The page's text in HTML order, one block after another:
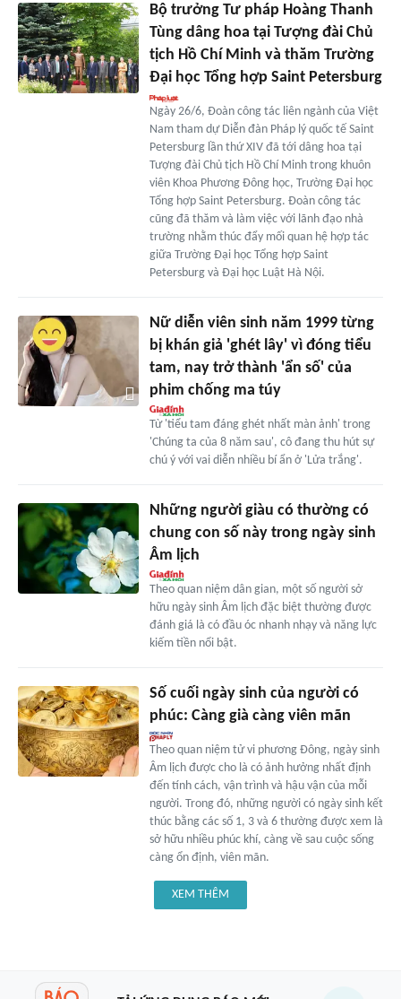
Bộ trưởng Tư pháp Hoàng Thanh
Tùng dâng hoa tại Tượng đài Chủ
tịch Hồ Chí Minh và thăm Trường
Đại học Tổng hợp Saint Petersburg
Ngày 26/6, Đoàn công tác liên ngành của Việt
Nam tham dự Diễn đàn Pháp lý quốc tế Saint
Petersburg lần thứ XIV đã tới dâng hoa tại
Tượng đài Chủ tịch Hồ Chí Minh trong khuôn
viên Khoa Phương Đông học, Trường Đại học
Tổng hợp Saint Petersburg. Đoàn công tác
cũng đã thăm và làm việc với lãnh đạo nhà
trường nhằm thúc đẩy mối quan hệ hợp tác
giữa Trường Đại học Tổng hợp Saint
Petersburg và Đại học Luật Hà Nội.
Nữ diễn viên sinh năm 1999 từng
bị khán giả 'ghét lây' vì đóng tiểu
tam, nay trở thành 'ẩn số' của
phim chống ma túy
Từ 'tiểu tam đáng ghét nhất màn ảnh' trong
'Chúng ta của 8 năm sau', cô đang thu hút sự
chú ý với vai diễn nhiều bí ẩn ở 'Lửa trắng'.
Những người giàu có thường có
chung con số này trong ngày sinh
Âm lịch
Theo quan niệm dân gian, một số người sở
hữu ngày sinh Âm lịch đặc biệt thường được
đánh giá là có đầu óc nhanh nhạy và năng lực
kiếm tiền nổi bật.
Số cuối ngày sinh của người có
phúc: Càng già càng viên mãn
Theo quan niệm tử vi phương Đông, ngày sinh
Âm lịch được cho là có ảnh hưởng nhất định
đến tính cách, vận trình và hậu vận của mỗi
người. Trong đó, những người có ngày sinh kết
thúc bằng các số 1, 3 và 6 thường được xem là
sở hữu nhiều phúc khí, càng về sau cuộc sống
càng ổn định, viên mãn.
XEM THÊM